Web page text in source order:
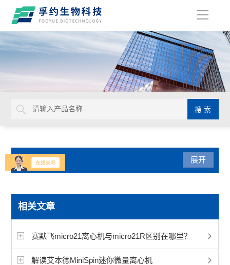
导
产品分类
赛默飞PowerFlex梯度PCR
赛默飞超微量分光光度计
洁净工作台
展开
相关文章
赛默飞micro21离心机与micro21R区别在哪里？
解读艾本德MiniSpin迷你微量离心机